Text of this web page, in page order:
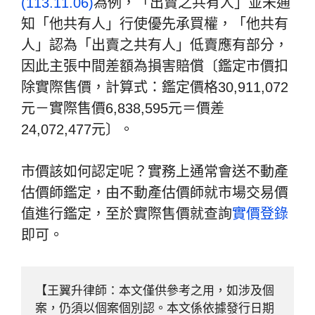
(113.11.06)為例，「出賣之共有人」並未通
知「他共有人」行使優先承買權，「他共有
人」認為「出賣之共有人」低賣應有部分，
因此主張中間差額為損害賠償〔鑑定市價扣
除實際售價，計算式：鑑定價格30,911,072
元－實際售價6,838,595元＝價差
24,072,477元〕。
市價該如何認定呢？實務上通常會送不動產
估價師鑑定，由不動產估價師就市場交易價
值進行鑑定，至於實際售價就查詢實價登錄
即可。
【王翼升律師：本文僅供參考之用，如涉及個
案，仍須以個案個別認。本文係依據發行日期